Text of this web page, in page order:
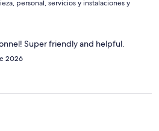
personal, servicios y instalaciones y
Super friendly and helpful.
2026